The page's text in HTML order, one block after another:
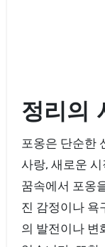
정리의
포옹은 단순한
사랑, 새로운
꿈속에서 포옹
진 감정이나 욕
의 발전이나 변